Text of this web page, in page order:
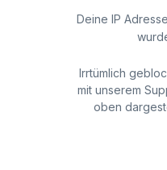
Deine IP Adresse
Irrtümlich
mit unserem
oben